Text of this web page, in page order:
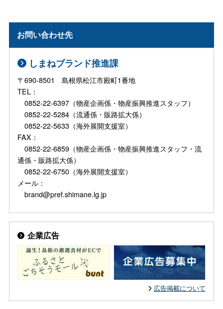
お問い合わせ先
しまねブランド推進課
〒690-8501 島根県松江市殿町1番地
TEL：
0852-22-6397（物産企画係・物産振興推進スタッフ）
0852-22-5284（流通係・販路拡大係）
0852-22-5633（海外展開支援室）
FAX：
0852-22-6859（物産企画係・物産振興推進スタッフ・流
通係・販路拡大係）
0852-22-6750（海外展開支援室）
メール：
brand@pref.shimane.lg.jp
企業広告
広告掲載について